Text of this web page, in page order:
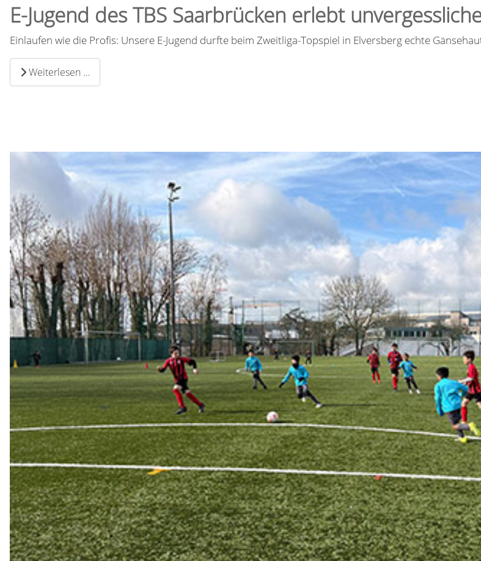
E-Jugend des TBS Saarbrücken erlebt
Einlaufen wie die Profis: Unsere E-Jugend durfte beim Zweitliga-Topspiel in Elversberg echte
Weiterlesen …